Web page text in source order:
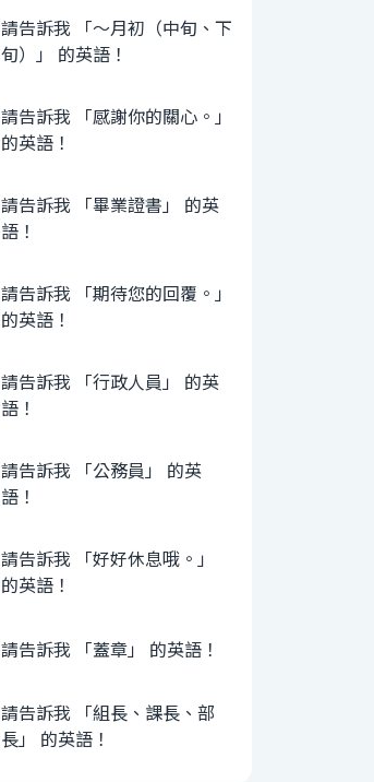
請告訴我 「〜月初（中旬、下
旬）」 的英語！
請告訴我 「感謝你的關心。」
的英語！
請告訴我 「畢業證書」 的英
語！
請告訴我 「期待您的回覆。」
的英語！
請告訴我 「行政人員」 的英
語！
請告訴我 「公務員」 的英
語！
請告訴我 「好好休息哦。」
的英語！
請告訴我 「蓋章」 的英語！
請告訴我 「組長、課長、部
長」 的英語！